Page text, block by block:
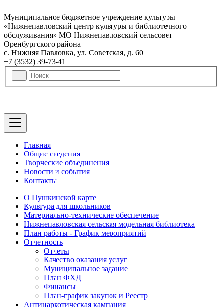
Муниципальное бюджетное учреждение культуры
«Нижнепавловский центр культуры и библиотечного
обслуживания» МО Нижнепавловский сельсовет
Оренбургского района
с. Нижняя Павловка, ул. Советская, д. 60
+7 (3532) 39-73-41
Главная
Общие сведения
Творческие объединения
Новости и события
Контакты
О Пушкинской карте
Культура для школьников
Материально-технические обеспечение
Нижнепавловская сельская модельная библиотека
План работы - График мероприятий
Отчетность
Отчеты
Качество оказания услуг
Муниципальное задание
План ФХД
Финансы
План-график закупок и Реестр
Антинаркотическая кампания